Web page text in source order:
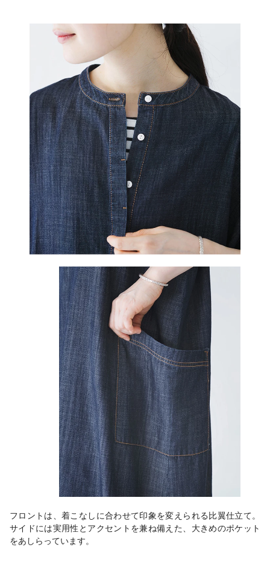
フロントは、着こなしに合わせて印象を変えられる比翼仕立て。
サイドには実用性とアクセントを兼ね備えた、大きめのポケット
をあしらっています。